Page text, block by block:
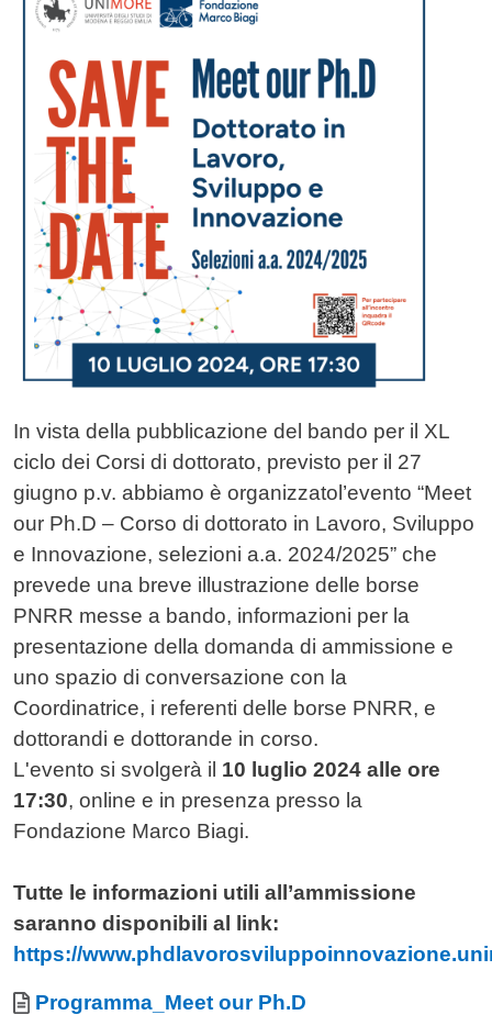
In vista della pubblicazione del bando per il XL
ciclo dei Corsi di dottorato, previsto per il 27
giugno p.v. abbiamo è organizzatol’evento “Meet
our Ph.D – Corso di dottorato in Lavoro, Sviluppo
e Innovazione, selezioni a.a. 2024/2025” che
prevede una breve illustrazione delle borse
PNRR messe a bando, informazioni per la
presentazione della domanda di ammissione e
uno spazio di conversazione con la
Coordinatrice, i referenti delle borse PNRR, e
dottorandi e dottorande in corso.
L'evento si svolgerà il 10 luglio 2024 alle ore
17:30, online e in presenza presso la
Fondazione Marco Biagi.
Tutte le informazioni utili all’ammissione
saranno disponibili al link:
https://
Allegati
Documento
Programma_Meet our Ph.D